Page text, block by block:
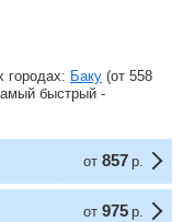
городах: Баку (от 558
быстрый -
от 857 р.
от 975 р.